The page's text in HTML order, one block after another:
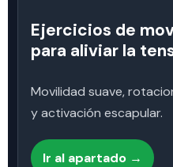
Ejercicios de
para aliviar la
Movilidad suave,
y activación escapular.
Ir al apartado →